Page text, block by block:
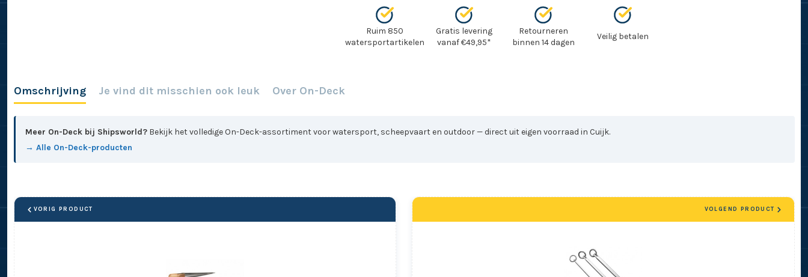
Ruim 850
watersportartikelen
Gratis levering
vanaf €49,95*
Retourneren
binnen 14 dagen
Veilig betalen
Omschrijving Je vind dit misschien ook leuk Over On-Deck
Meer On-Deck bij Shipsworld? Bekijk het volledige On-Deck-assortiment voor watersport, scheepvaart en outdoor — direct uit eigen voorraad in Cuijk.
→ Alle On-Deck-producten
VORIG PRODUCT VOLGEND PRODUCT